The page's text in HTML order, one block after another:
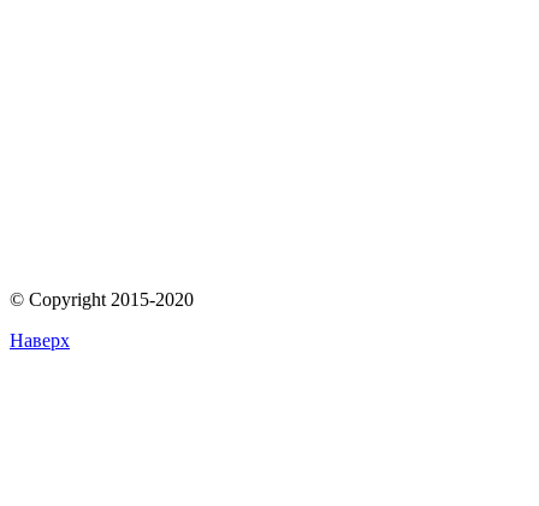
© Copyright 2015-2020
Наверх